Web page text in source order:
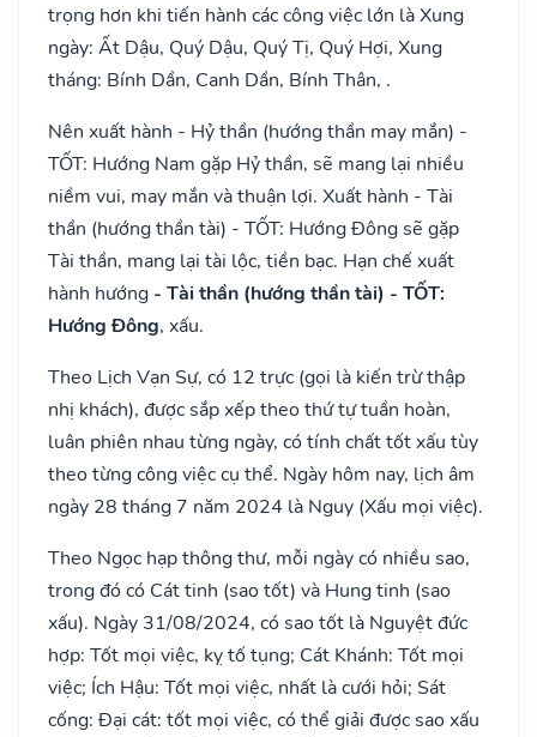
trọng hơn khi tiến hành các công việc lớn là Xung
ngày: Ất Dậu, Quý Dậu, Quý Tị, Quý Hợi, Xung
tháng: Bính Dần, Canh Dần, Bính Thân, .
Nên xuất hành - Hỷ thần (hướng thần may mắn) -
TỐT: Hướng Nam gặp Hỷ thần, sẽ mang lại nhiều
niềm vui, may mắn và thuận lợi. Xuất hành - Tài
thần (hướng thần tài) - TỐT: Hướng Đông sẽ gặp
Tài thần, mang lại tài lộc, tiền bạc. Hạn chế xuất
hành hướng - Tài thần (hướng thần tài) - TỐT:
Hướng Đông, xấu.
Theo Lịch Vạn Sự, có 12 trực (gọi là kiến trừ thập
nhị khách), được sắp xếp theo thứ tự tuần hoàn,
luân phiên nhau từng ngày, có tính chất tốt xấu tùy
theo từng công việc cụ thể. Ngày hôm nay, lịch âm
ngày 28 tháng 7 năm 2024 là Nguy (Xấu mọi việc).
Theo Ngọc hạp thông thư, mỗi ngày có nhiều sao,
trong đó có Cát tinh (sao tốt) và Hung tinh (sao
xấu). Ngày 31/08/2024, có sao tốt là Nguyệt đức
hợp: Tốt mọi việc, kỵ tố tụng; Cát Khánh: Tốt mọi
việc; Ích Hậu: Tốt mọi việc, nhất là cưới hỏi; Sát
cống: Đại cát: tốt mọi việc, có thể giải được sao xấu